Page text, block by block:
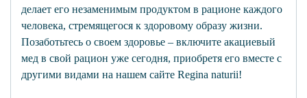
делает его незаменимым продуктом в рационе каждого
человека, стремящегося к здоровому образу жизни.
Позаботьтесь о своем здоровье – включите акациевый
мед в свой рацион уже сегодня, приобретя его вместе с
другими видами на нашем сайте Regina naturii!